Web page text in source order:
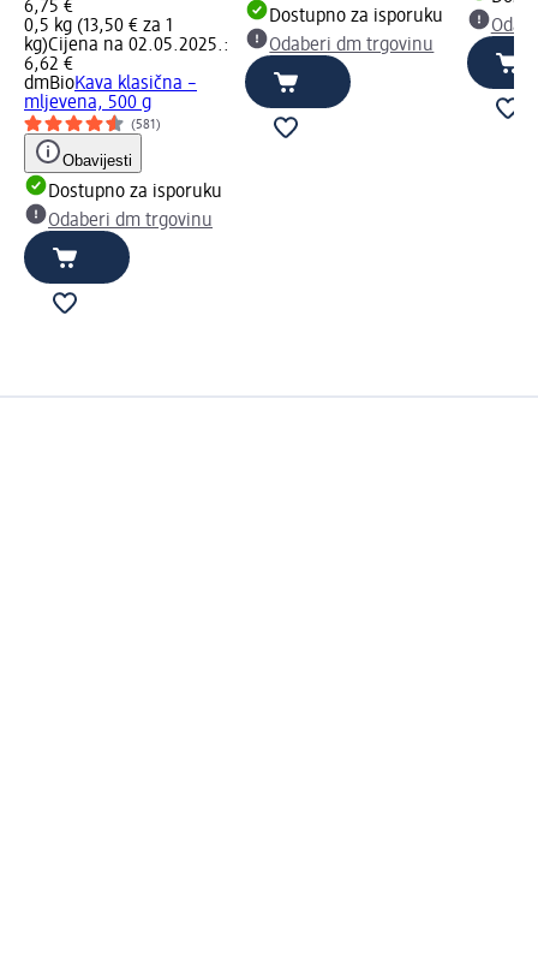
6,75 €
0,5 kg (13,50 € za 1
kg)Cijena na 02.05.2025.:
6,62 €
dmBioKava klasična –
mljevena, 500 g
(581)
Obavijesti
Dostupno za isporuku
Odaberi dm trgovinu
Dostupno za isporuku
Odaberi dm trgovinu